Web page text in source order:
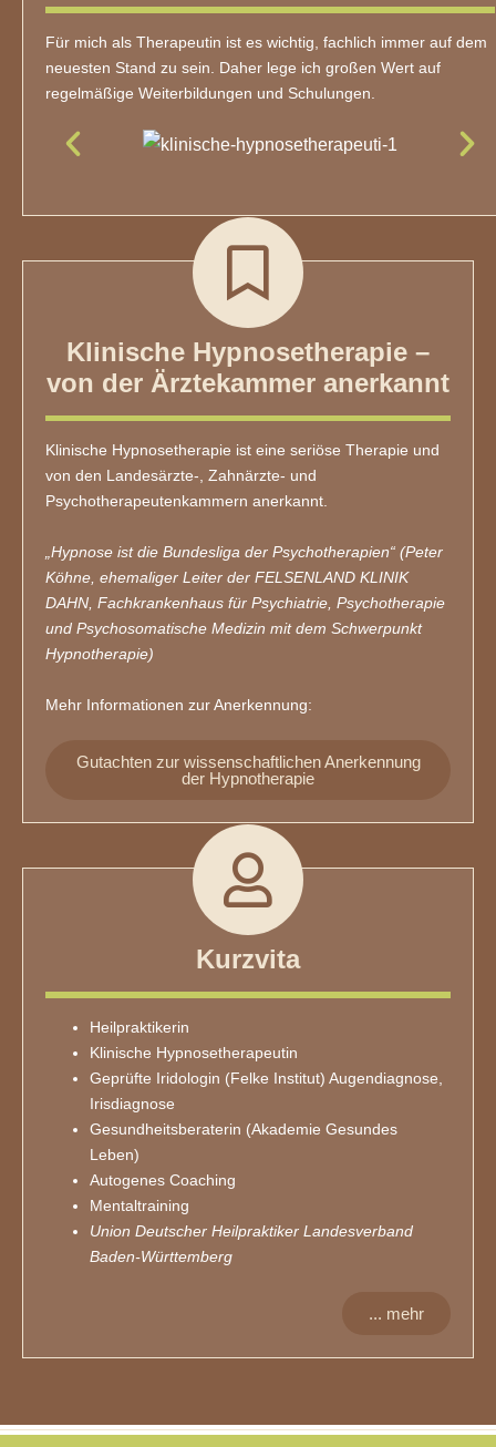
Für mich als Therapeutin ist es wichtig, fachlich immer auf dem
neuesten Stand zu sein. Daher lege ich großen Wert auf
regelmäßige Weiterbildungen und Schulungen.
Klinische Hypnosetherapie –
von der Ärztekammer anerkannt
Klinische Hypnosetherapie ist eine seriöse Therapie und
von den Landesärzte-, Zahnärzte- und
Psychotherapeutenkammern anerkannt.
„Hypnose ist die Bundesliga der Psychotherapien“ (Peter
Köhne, ehemaliger Leiter der FELSENLAND KLINIK
DAHN, Fachkrankenhaus für Psychiatrie, Psychotherapie
und Psychosomatische Medizin mit dem Schwerpunkt
Hypnotherapie)
Mehr Informationen zur Anerkennung:
Gutachten zur wissenschaftlichen Anerkennung
der Hypnotherapie
Kurzvita
Heilpraktikerin
Klinische Hypnosetherapeutin
Geprüfte Iridologin (Felke Institut) Augendiagnose,
Irisdiagnose
Gesundheitsberaterin (Akademie Gesundes
Leben)
Autogenes Coaching
Mentaltraining
Union Deutscher Heilpraktiker Landesverband
Baden-Württemberg
... mehr